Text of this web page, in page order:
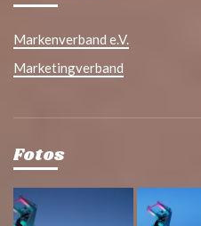
Markenverband e.V.
Marketingverband
Fotos